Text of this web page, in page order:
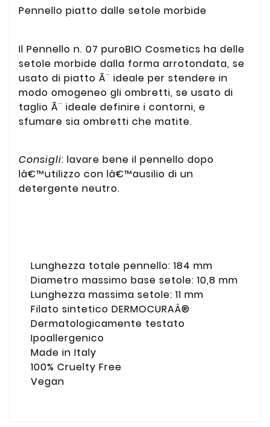
Pennello piatto dalle setole morbide
Il Pennello n. 07 puroBIO Cosmetics ha delle
setole morbide dalla forma arrotondata, se
usato di piatto Ã¨ ideale per stendere in
modo omogeneo gli ombretti, se usato di
taglio Ã¨ ideale definire i contorni, e
sfumare sia ombretti che matite.
Consigli: lavare bene il pennello dopo
lâ€™utilizzo con lâ€™ausilio di un
detergente neutro.
Lunghezza totale pennello: 184 mm
Diametro massimo base setole: 10,8 mm
Lunghezza massima setole: 11 mm
Filato sintetico DERMOCURAÂ®
Dermatologicamente testato
Ipoallergenico
Made in Italy
100% Cruelty Free
Vegan